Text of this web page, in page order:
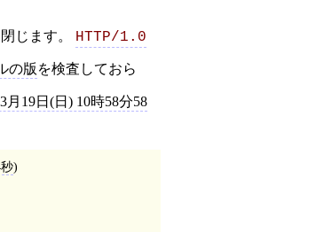
じます。 HTTP/1.0
の版 を検査しておら
月19日(日) 10時58分58
)